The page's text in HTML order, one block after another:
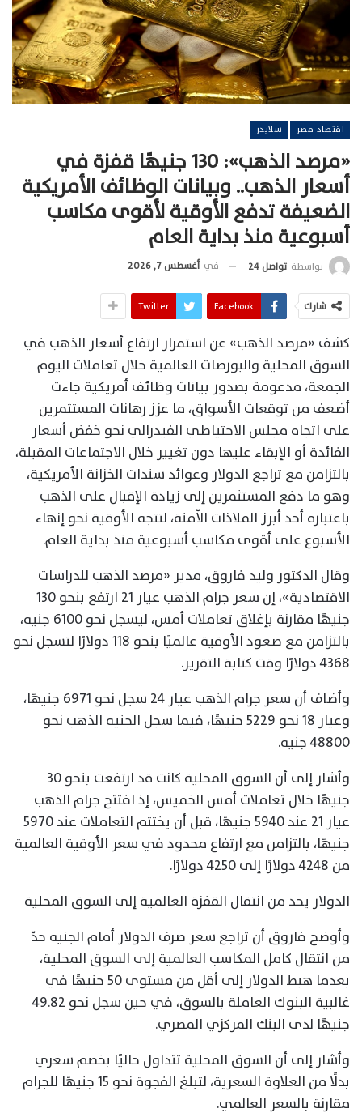
اقتصاد مصر سلايدر
«مرصد الذهب»: 130 جنيهًا قفزة في
أسعار الذهب.. وبيانات الوظائف الأمريكية
الضعيفة تدفع الأوقية لأقوى مكاسب
أسبوعية منذ بداية العام
بواسطة تواصل 24 في أغسطس 7, 2026
شارك Facebook
Twitter
كشف «مرصد الذهب» عن استمرار ارتفاع أسعار الذهب في
السوق المحلية والبورصات العالمية خلال تعاملات اليوم
الجمعة، مدعومة بصدور بيانات وظائف أمريكية جاءت
أضعف من توقعات الأسواق، ما عزز رهانات المستثمرين
على اتجاه مجلس الاحتياطي الفيدرالي نحو خفض أسعار
الفائدة أو الإبقاء عليها دون تغيير خلال الاجتماعات المقبلة،
بالتزامن مع تراجع الدولار وعوائد سندات الخزانة الأمريكية،
وهو ما دفع المستثمرين إلى زيادة الإقبال على الذهب
باعتباره أحد أبرز الملاذات الآمنة، لتتجه الأوقية نحو إنهاء
الأسبوع على أقوى مكاسب أسبوعية منذ بداية العام.
وقال الدكتور وليد فاروق، مدير «مرصد الذهب للدراسات
الاقتصادية»، إن سعر جرام الذهب عيار 21 ارتفع بنحو 130
جنيهًا مقارنة بإغلاق تعاملات أمس، ليسجل نحو 6100 جنيه،
بالتزامن مع صعود الأوقية عالميًا بنحو 118 دولارًا لتسجل نحو
4368 دولارًا وقت كتابة التقرير.
وأضاف أن سعر جرام الذهب عيار 24 سجل نحو 6971 جنيهًا،
وعيار 18 نحو 5229 جنيهًا، فيما سجل الجنيه الذهب نحو
48800 جنيه.
وأشار إلى أن السوق المحلية كانت قد ارتفعت بنحو 30
جنيهًا خلال تعاملات أمس الخميس، إذ افتتح جرام الذهب
عيار 21 عند 5940 جنيهًا، قبل أن يختتم التعاملات عند 5970
جنيهًا، بالتزامن مع ارتفاع محدود في سعر الأوقية العالمية
من 4248 دولارًا إلى 4250 دولارًا.
الدولار يحد من انتقال القفزة العالمية إلى السوق المحلية
وأوضح فاروق أن تراجع سعر صرف الدولار أمام الجنيه حدّ
من انتقال كامل المكاسب العالمية إلى السوق المحلية،
بعدما هبط الدولار إلى أقل من مستوى 50 جنيهًا في
غالبية البنوك العاملة بالسوق، في حين سجل نحو 49.82
جنيهًا لدى البنك المركزي المصري.
وأشار إلى أن السوق المحلية تتداول حاليًا بخصم سعري
بدلًا من العلاوة السعرية، لتبلغ الفجوة نحو 15 جنيهًا للجرام
مقارنة بالسعر العالمي.